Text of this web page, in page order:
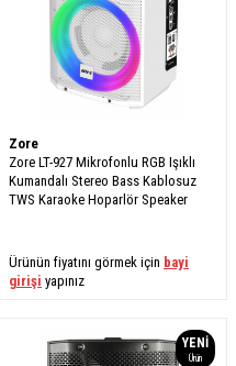
Zore
Zore LT-927 Mikrofonlu RGB Işıklı
Kumandalı Stereo Bass Kablosuz
TWS Karaoke Hoparlör Speaker
Ürünün fiyatını görmek için bayi
girişi yapınız
YENI
Ürün